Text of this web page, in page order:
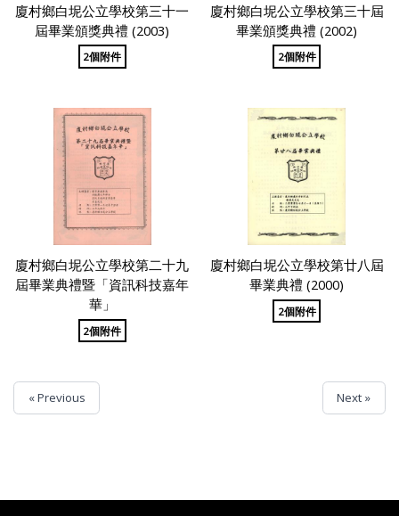
廈村鄉白坭公立學校第三十一
屆畢業頒獎典禮 (2003)
2個附件
廈村鄉白坭公立學校第三十屆
畢業頒獎典禮 (2002)
2個附件
廈村鄉白坭公立學校第二十九
屆畢業典禮暨「資訊科技嘉年
華」
2個附件
廈村鄉白坭公立學校第廿八屆
畢業典禮 (2000)
2個附件
« Previous Next »